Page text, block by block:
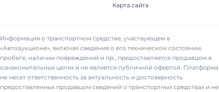
Карта сайта
Информация о транспортном средстве, участвующем в
«Автоаукционе», включая сведения о его техническом состоянии,
пробеге, наличии повреждений и пр., предоставляется продавцом в
ознакомительных целях и не является публичной офертой. Платформа
не несет ответственность за актуальность и достоверность
предоставленных продавцом сведений о транспортных средствах и не